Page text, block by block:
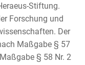
Stiftung.
Forschung und
Der
Maßgabe § 57
§ 58 Nr. 2